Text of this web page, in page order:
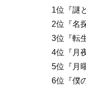
1位『謎
2位『名
3位『転
4位『月
5位『月
6位『僕